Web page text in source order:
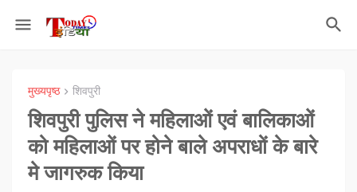
मुख्यपृष्ठ शिवपुरी
शिवपुरी पुलिस ने महिलाओं एवं बालिकाओं
को महिलाओं पर होने बाले अपराधों के बारे
मे जागरुक किया